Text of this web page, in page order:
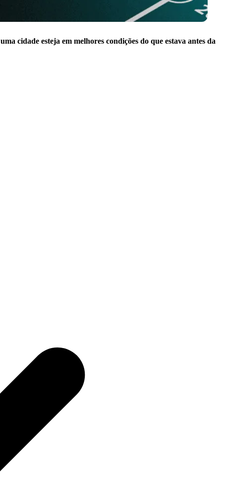
cidade esteja em melhores condições do que estava antes da